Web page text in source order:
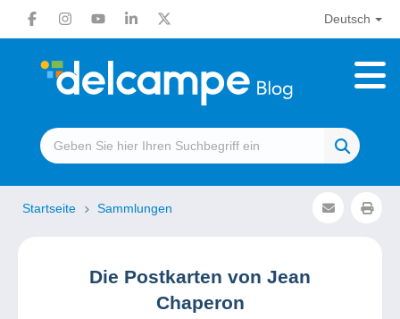
Deutsch
Startseite Sammlungen
Die Postkarten von Jean
Chaperon